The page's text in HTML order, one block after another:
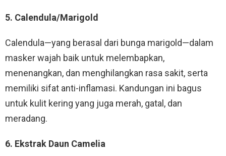
5. Calendula/Marigold
Calendula—yang berasal dari bunga marigold—dalam
masker wajah baik untuk melembapkan,
menenangkan, dan menghilangkan rasa sakit, serta
memiliki sifat anti-inflamasi. Kandungan ini bagus
untuk kulit kering yang juga merah, gatal, dan
meradang.
6. Ekstrak Daun Camelia